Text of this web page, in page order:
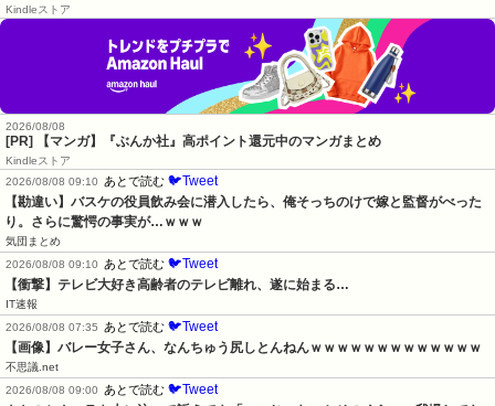
Kindleストア
2026/08/08
[PR] 【マンガ】『ぶんか社』高ポイント還元中のマンガまとめ
Kindleストア
2026/08/08 09:10
あとで読む 🐦Tweet
【勘違い】バスケの役員飲み会に潜入したら、俺そっちのけで嫁と監督がべった
り。さらに驚愕の事実が…ｗｗｗ
気団まとめ
2026/08/08 09:10
あとで読む 🐦Tweet
【衝撃】テレビ大好き高齢者のテレビ離れ、遂に始まる…
IT速報
2026/08/08 07:35
あとで読む 🐦Tweet
【画像】バレー女子さん、なんちゅう尻しとんねんｗｗｗｗｗｗｗｗｗｗｗｗｗ
不思議.net
2026/08/08 09:00
あとで読む 🐦Tweet